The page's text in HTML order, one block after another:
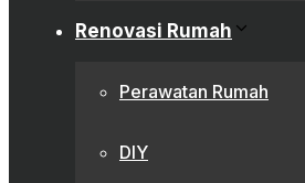
Renovasi Rumah
Perawatan Rumah
DIY